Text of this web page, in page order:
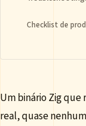
Checklist de
Um binário Zig que
real, quase